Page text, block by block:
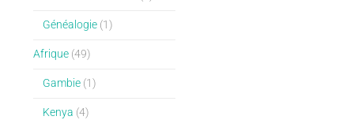
Généalogie(1)
Afrique(49)
Gambie(1)
Kenya (4)